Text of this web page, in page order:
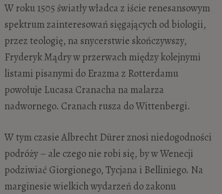
W roku 1505 światły władca z iście renesansowym
spektrum zainteresowań sięgających od biologii,
przez teologię, na snycerstwie skończywszy,
Fryderyk Mądry w przerwach między kolejnymi
listami pisanymi do Erazma z Rotterdamu
powołuje Lucasa Cranacha na malarza
nadwornego. Cranach rusza do Wittenbergi.
W tym czasie Albrecht Dürer znosi niedogodności
podróży – ale czego nie robi się, by w Wenecji
podziwiać Giorgionego, Tycjana i Belliniego. Na
marginesie wielkich wydarzeń do zakonu